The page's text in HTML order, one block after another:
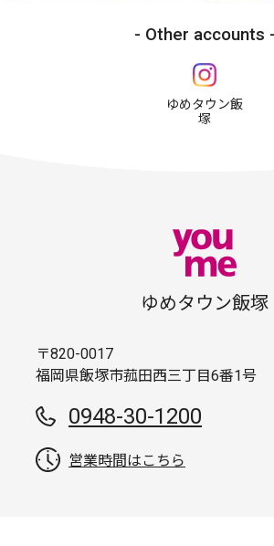
Other accounts
ゆめタウン飯
塚
ゆめタウン飯塚
〒820-0017
福岡県飯塚市菰田西三丁目6番1号
0948-30-1200
営業時間はこちら